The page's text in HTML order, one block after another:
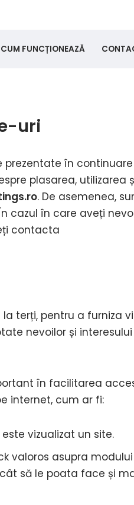
CUM FUNCȚIONEAZĂ
uri
prezentate în
plasarea, utilizarea
.ro. De asemenea,
cazul în care aveți
contacta
terți, pentru a furniza
nevoilor și interesului
în facilitarea
internet, cum ar fi:
vizualizat un site.
valoros asupra
să le poata face și